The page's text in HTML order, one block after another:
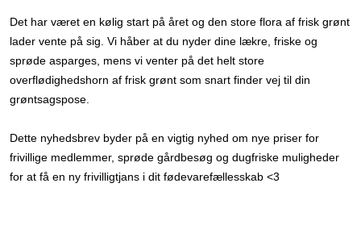
Det har været en kølig start på året og den store flora af frisk grønt
lader vente på sig. Vi håber at du nyder dine lækre, friske og
sprøde asparges, mens vi venter på det helt store
overflødighedshorn af frisk grønt som snart finder vej til din
grøntsagspose.
Dette nyhedsbrev byder på en vigtig nyhed om nye priser for
frivillige medlemmer, sprøde gårdbesøg og dugfriske muligheder
for at få en ny frivilligtjans i dit fødevarefællesskab <3